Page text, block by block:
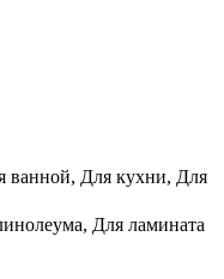
ванной, Для кухни, Для
Для ламината